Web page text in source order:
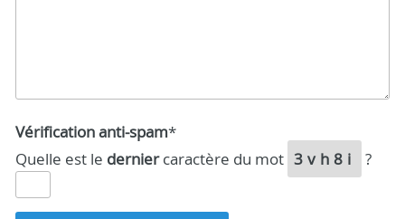
Vérification anti-spam*
Quelle est le derniercaractère du mot 3vh8i ?